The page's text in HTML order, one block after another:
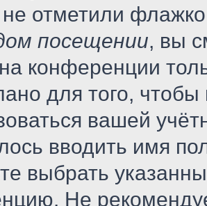
отметили
посещении, вы
конференции
для того, чтобы
вашей
вводить имя
выбрать
Не